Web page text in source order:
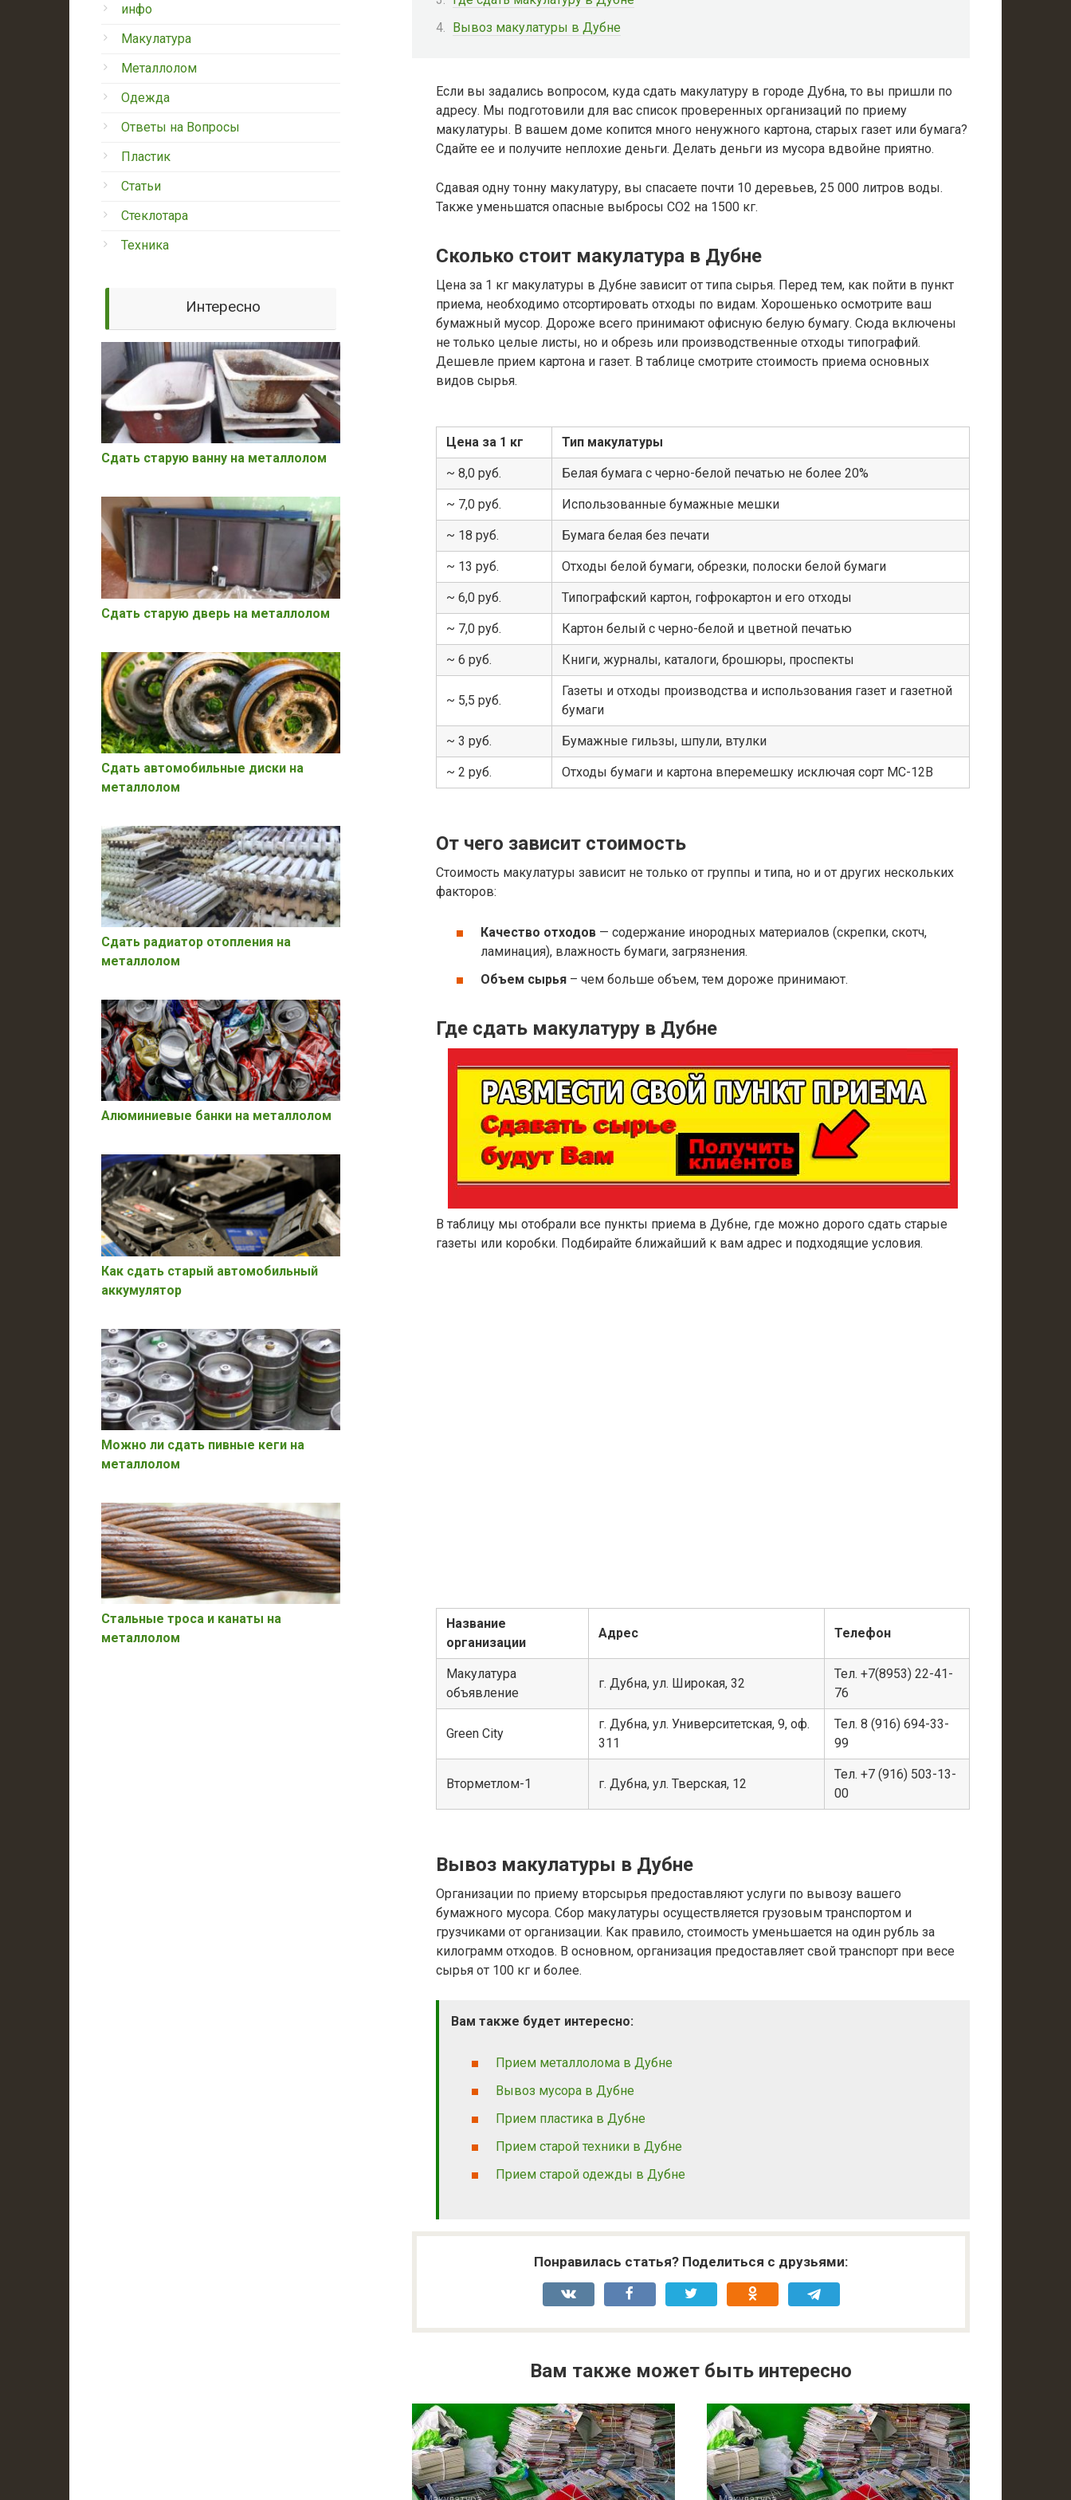
Вывоз макулатуры в Дубне
Если вы задались вопросом, куда сдать макулатуру в городе Дубна, то вы пришли по
адресу. Мы подготовили для вас список проверенных организаций по приему
макулатуры. В вашем доме копится много ненужного картона, старых газет или бумага?
Сдайте ее и получите неплохие деньги. Делать деньги из мусора вдвойне приятно.
Сдавая одну тонну макулатуру, вы спасаете почти 10 деревьев, 25 000 литров воды.
Также уменьшатся опасные выбросы CO2 на 1500 кг.
Сколько стоит макулатура в Дубне
Цена за 1 кг макулатуры в Дубне зависит от типа сырья. Перед тем, как пойти в пункт
приема, необходимо отсортировать отходы по видам. Хорошенько осмотрите ваш
бумажный мусор. Дороже всего принимают офисную белую бумагу. Сюда включены
не только целые листы, но и обрезь или производственные отходы типографий.
Дешевле прием картона и газет. В таблице смотрите стоимость приема основных
видов сырья.
Цена за 1 кг Тип макулатуры
~ 8,0 руб. Белая бумага с черно-белой печатью не более 20%
~ 7,0 руб. Использованные бумажные мешки
~ 18 руб. Бумага белая без печати
~ 13 руб. Отходы белой бумаги, обрезки, полоски белой бумаги
~ 6,0 руб. Типографский картон, гофрокартон и его отходы
~ 7,0 руб. Картон белый с черно-белой и цветной печатью
~ 6 руб. Книги, журналы, каталоги, брошюры, проспекты
~ 5,5 руб.
Газеты и отходы производства и использования газет и газетной
бумаги
~ 3 руб. Бумажные гильзы, шпули, втулки
~ 2 руб. Отходы бумаги и картона вперемешку исключая сорт МС-12В
От чего зависит стоимость
Стоимость макулатуры зависит не только от группы и типа, но и от других нескольких
факторов:
Качество отходов — содержание инородных материалов (скрепки, скотч,
ламинация), влажность бумаги, загрязнения.
Объем сырья – чем больше объем, тем дороже принимают.
Где сдать макулатуру в Дубне
В таблицу мы отобрали все пункты приема в Дубне, где можно дорого сдать старые
газеты или коробки. Подбирайте ближайший к вам адрес и подходящие условия.
Название
организации
Адрес Телефон
Макулатура
объявление
г. Дубна, ул. Широкая, 32
Тел. +7(8953) 22-41-
76
Green City
г. Дубна, ул. Университетская, 9, оф.
311
Тел. 8 (916) 694-33-
99
Вторметлом-1 г. Дубна, ул. Тверская, 12
Тел. +7 (916) 503-13-
00
Вывоз макулатуры в Дубне
Организации по приему вторсырья предоставляют услуги по вывозу вашего
бумажного мусора. Сбор макулатуры осуществляется грузовым транспортом и
грузчиками от организации. Как правило, стоимость уменьшается на один рубль за
килограмм отходов. В основном, организация предоставляет свой транспорт при весе
сырья от 100 кг и более.
Вам также будет интересно:
Прием металлолома в Дубне
Вывоз мусора в Дубне
Прием пластика в Дубне
Прием старой техники в Дубне
Прием старой одежды в Дубне
Понравилась статья? Поделиться с друзьями:
Вам также может быть интересно
инфо
Макулатура
Металлолом
Одежда
Ответы на Вопросы
Пластик
Статьи
Стеклотара
Техника
Интересно
Сдать старую ванну на металлолом
Сдать старую дверь на металлолом
Сдать автомобильные диски на
металлолом
Сдать радиатор отопления на
металлолом
Алюминиевые банки на металлолом
Как сдать старый автомобильный
аккумулятор
Можно ли сдать пивные кеги на
металлолом
Стальные троса и канаты на
металлолом